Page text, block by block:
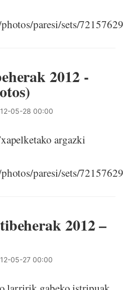
paresi/sets/
2012 -
05-28 00:00
argazki
paresi/sets/
2012 –
05-27 00:00